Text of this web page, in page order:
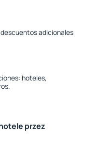
adicionales
hoteles,
przez